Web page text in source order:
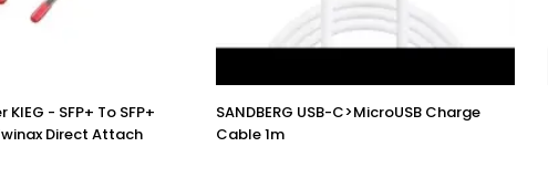
KIEG - SFP+ To SFP+
Direct Attach
SANDBERG USB-C>MicroUSB Charge
Cable 1m